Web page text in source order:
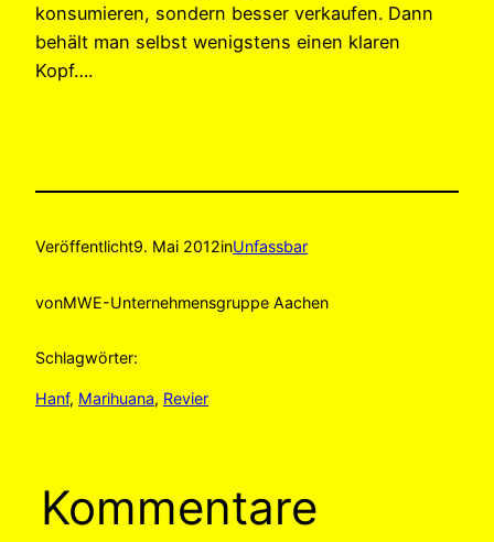
konsumieren, sondern besser verkaufen. Dann
behält man selbst wenigstens einen klaren
Kopf….
Veröffentlicht9. Mai 2012inUnfassbar
vonMWE-Unternehmensgruppe Aachen
Schlagwörter:
Hanf, Marihuana, Revier
Kommentare